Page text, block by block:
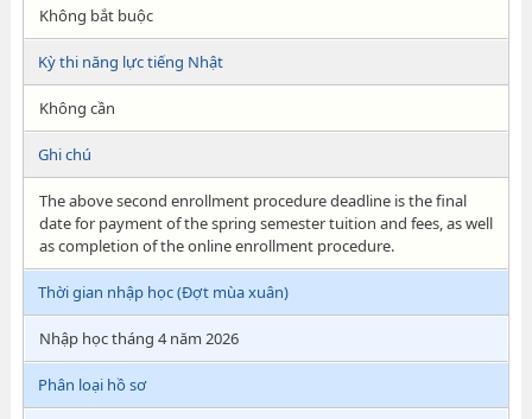
Không bắt buộc
Kỳ thi năng lực tiếng Nhật
Không cần
Ghi chú
The above second enrollment procedure deadline is the final
date for payment of the spring semester tuition and fees, as well
as completion of the online enrollment procedure.
Thời gian nhập học (Đợt mùa xuân)
Nhập học tháng 4 năm 2026
Phân loại hồ sơ